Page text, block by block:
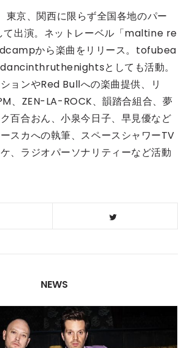
京、関西に限らず全国各地のパー
て出演。ネットレーベル「maltine re
から楽曲をリリース。tofubea
としても活動。
ョンやRed Bullへの楽曲提供、リ
、ZEN-LA-ROCK、韻踏合組合、夢
百合おん、小泉今日子、早見優など
スカへの執筆、スペースシャワーTV
、ラジオパーソナリティーなど活動
NEWS